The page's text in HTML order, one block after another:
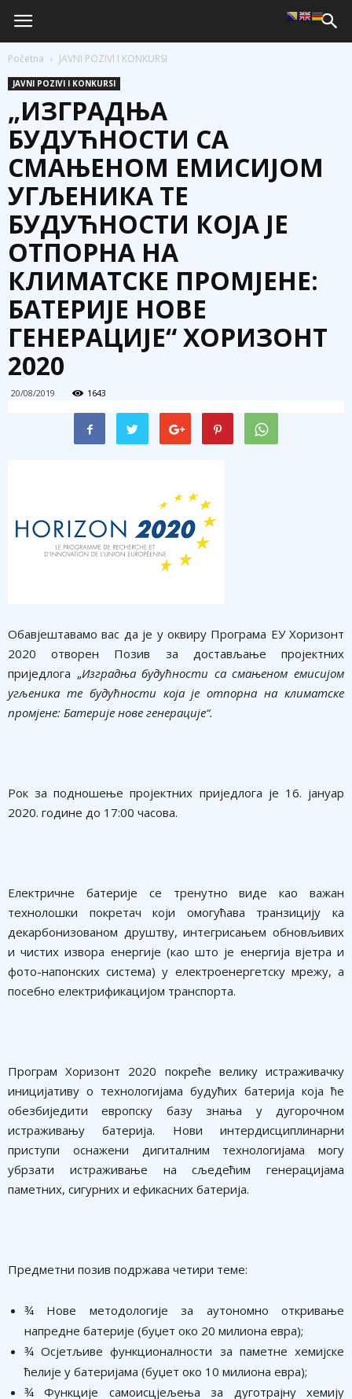
Početna JAVNI POZIVI I KONKURSI
JAVNI POZIVI I KONKURSI
„ИЗГРАДЊА
БУДУЋНОСТИ СА
СМАЊЕНОМ ЕМИСИЈОМ
УГЉЕНИКА ТЕ
БУДУЋНОСТИ КОЈА ЈЕ
ОТПОРНА НА
КЛИМАТСКЕ ПРОМЈЕНЕ:
БАТЕРИЈЕ НОВЕ
ГЕНЕРАЦИЈЕ“ ХОРИЗОНТ
2020
20/08/2019 1643
Обавјештавамо вас да је у оквиру Програма ЕУ Хоризонт
2020 отворен Позив за достављање пројектних
приједлога „Изградња будућности са смањеном емисијом
угљеника те будућности која је отпорна на климатске
промјене: Батерије нове генерације“.
Рок за подношење пројектних приједлога је 16. јануар
2020. године до 17:00 часова.
Електричне батерије се тренутно виде као важан
технолошки покретач који омогућава транзицију ка
декарбонизованом друштву, интегрисањем обновљивих
и чистих извора енергије (као што је енергија вјетра и
фото-напонских система) у електроенергетску мрежу, а
посебно електрификацијом транспорта.
Програм Хоризонт 2020 покреће велику истраживачку
иницијативу о технологијама будућих батерија која ће
обезбиједити европску базу знања у дугорочном
истраживању батерија. Нови интердисциплинарни
приступи оснажени дигиталним технологијама могу
убрзати истраживање на сљедећим генерацијама
паметних, сигурних и ефикасних батерија.
Предметни позив подржава четири теме:
¾ Нове методологије за аутономно откривање
напредне батерије (буџет око 20 милиона евра);
¾ Осјетљиве функционалности за паметне хемијске
ћелије у батеријама (буџет око 10 милиона евра);
¾ Функције самоисцјељења за дуготрајну хемију